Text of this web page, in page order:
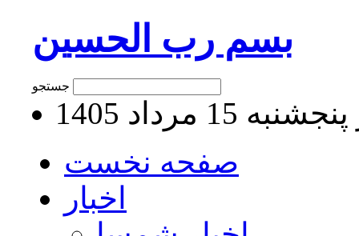
بسم رب الحسین
15 مرداد 1405
صفحه نخست
اخبار